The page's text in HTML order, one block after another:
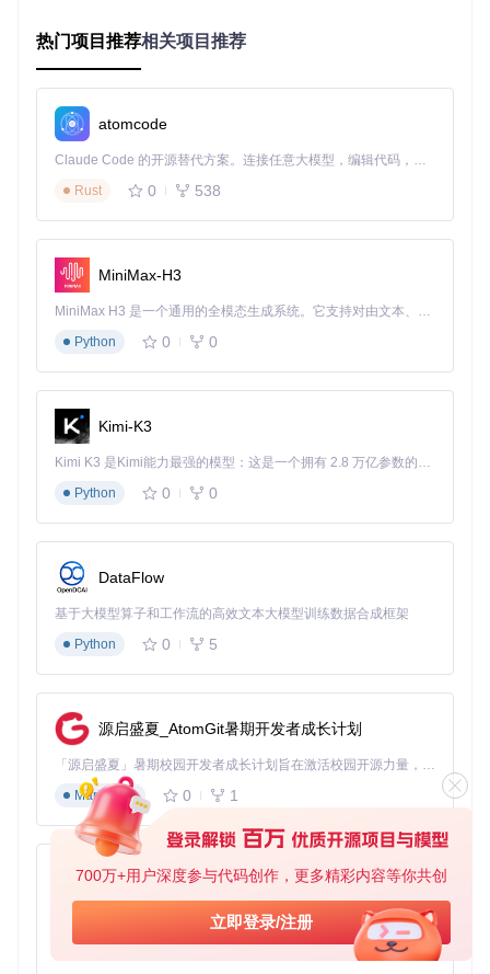
700万+用户深度参与代码创作，更多精彩内容等你共创
立即登录/注册
Video2X采用Vulkan API实现跨平台GPU加速，通过以下技术
手段提升处理效率：
计算着色器优化
行处理
内存池管理：采用显存对象重用机制，减少内存带宽压力
实践指南：从安装到基础应用
yzen 3以上）
GPU：支持Vulkan 1.1的显卡（NVIDIA GTX 1050/AMD RX
560以上）
内存：8GB RAM（推荐16GB）
新手陷阱：许多用户忽略Vulkan运行时环境安装，导致程
序启动失败。请确保安装最新显卡驱动并验证Vulkan支持
（可通过vulkaninfo
快速安装流程
git
安装依赖包
cd
sudo
编译项目
build
热门项目推荐相关项目推荐
atomcode
Claude Code 的开源替代方案。连接任意大模型，编辑代码，运行命令，自动验证 — 全自动执行。用 Rust 构建，极致性能。 ｜ An open-source alternative to Claude Code. Connect any LLM, edit code, run commands, and verify changes — autonomously. Built in Rust for speed. Get Started
Rust
0 538
MiniMax-H3
MiniMax H3 是一个通用的全模态生成系统。它支持对由文本、图像、视频和音频组成的多模态上下文进行统一理解，并能生成分辨率高达 2K、时长可达 15 秒的带原生立体声音频的视频。得益于面向任务泛化的系统设计，H3 在预训练阶段就已具备广泛的多模态上下文理解与生成能力，能够出色地执行复杂的多模态指令。
Python
0 0
Kimi-K3
Kimi K3 是Kimi能力最强的模型：这是一个拥有 2.8 万亿参数的混合专家（MoE）模型，具备原生视觉理解能力，并支持 100 万 token 的上下文窗口。
Python
0 0
DataFlow
基于大模型算子和工作流的高效文本大模型训练数据合成框架
Python
0 5
源启盛夏_AtomGit暑期开发者成长计划
「源启盛夏」暑期校园开发者成长计划旨在激活校园开源力量，通过积分激励、认证扶持、资源倾斜等形式，引导高校组织和开发者完成「入驻 — 建项目 — 做贡献 — 获认证 — 得资源」的完整闭环。无论你是想带领社团入驻平台的组织者，还是希望用代码贡献证明自己的开发者，都能在这里找到属于你的成长路径。
Markdown
0 1
py-xiaozhi
基于Python的Xiaozhi AI，适用于想要完整Xiaozhi体验而无需拥有专用硬件的用户。
Python
0 1